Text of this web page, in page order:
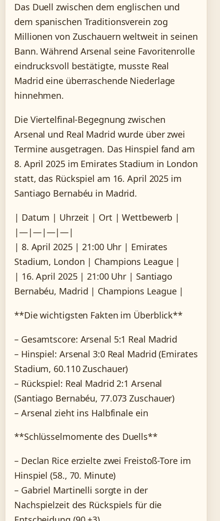
Das Duell zwischen dem englischen und
dem spanischen Traditionsverein zog
Millionen von Zuschauern weltweit in seinen
Bann. Während Arsenal seine Favoritenrolle
eindrucksvoll bestätigte, musste Real
Madrid eine überraschende Niederlage
hinnehmen.
Die Viertelfinal-Begegnung zwischen
Arsenal und Real Madrid wurde über zwei
Termine ausgetragen. Das Hinspiel fand am
8. April 2025 im Emirates Stadium in London
statt, das Rückspiel am 16. April 2025 im
Santiago Bernabéu in Madrid.
| Datum | Uhrzeit | Ort | Wettbewerb |
|—|—|—|—|
| 8. April 2025 | 21:00 Uhr | Emirates
Stadium, London | Champions League |
| 16. April 2025 | 21:00 Uhr | Santiago
Bernabéu, Madrid | Champions League |
**Die wichtigsten Fakten im Überblick**
– Gesamtscore: Arsenal 5:1 Real Madrid
– Hinspiel: Arsenal 3:0 Real Madrid (Emirates
Stadium, 60.110 Zuschauer)
– Rückspiel: Real Madrid 2:1 Arsenal
(Santiago Bernabéu, 77.073 Zuschauer)
– Arsenal zieht ins Halbfinale ein
**Schlüsselmomente des Duells**
– Declan Rice erzielte zwei Freistoß-Tore im
Hinspiel (58., 70. Minute)
– Gabriel Martinelli sorgte in der
Nachspielzeit des Rückspiels für die